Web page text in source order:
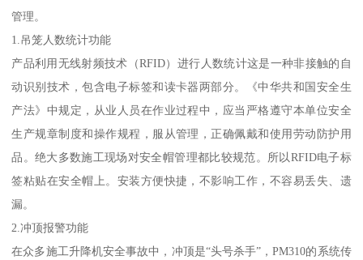
管理。
1.吊笼人数统计功能
产品利用无线射频技术（RFID）进行人数统计这是一种非接触的自
动识别技术，包含电子标签和读卡器两部分。《中华共和国安全生
产法》中规定，从业人员在作业过程中，应当严格遵守本单位安全
生产规章制度和操作规程，服从管理，正确佩戴和使用劳动防护用
品。绝大多数施工现场对安全帽管理都比较规范。所以RFID电子标
签粘贴在安全帽上。安装方便快捷，不影响工作，不容易丢失、遗
漏。
2.冲顶报警功能
在众多施工升降机安全事故中，冲顶是“头号杀手”，PM310的系统传